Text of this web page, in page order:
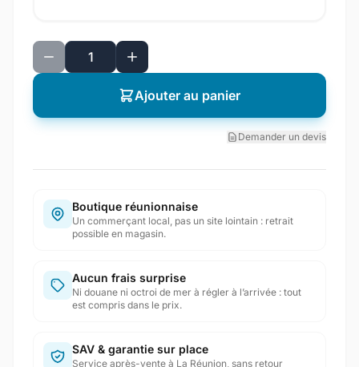
Ajouter au panier
Demander un devis
Boutique réunionnaise
Un commerçant local, pas un site lointain : retrait
possible en magasin.
Aucun frais surprise
Ni douane ni octroi de mer à régler à l’arrivée : tout
est compris dans le prix.
SAV & garantie sur place
Service après-vente à La Réunion, sans retour